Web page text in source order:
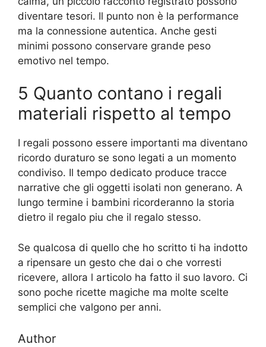
diventare tesori. Il punto non è la performance
ma la connessione autentica. Anche gesti
minimi possono conservare grande peso
emotivo nel tempo.
5 Quanto contano i regali
materiali rispetto al tempo
I regali possono essere importanti ma diventano
ricordo duraturo se sono legati a un momento
condiviso. Il tempo dedicato produce tracce
narrative che gli oggetti isolati non generano. A
lungo termine i bambini ricorderanno la storia
dietro il regalo piu che il regalo stesso.
Se qualcosa di quello che ho scritto ti ha indotto
a ripensare un gesto che dai o che vorresti
ricevere, allora l articolo ha fatto il suo lavoro. Ci
sono poche ricette magiche ma molte scelte
semplici che valgono per anni.
Author